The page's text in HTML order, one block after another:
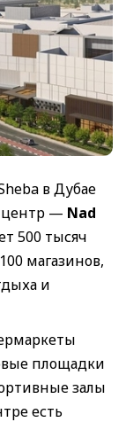
в Дубае
центр — Nad
500 тысяч
магазинов,
и
площадки
залы
есть